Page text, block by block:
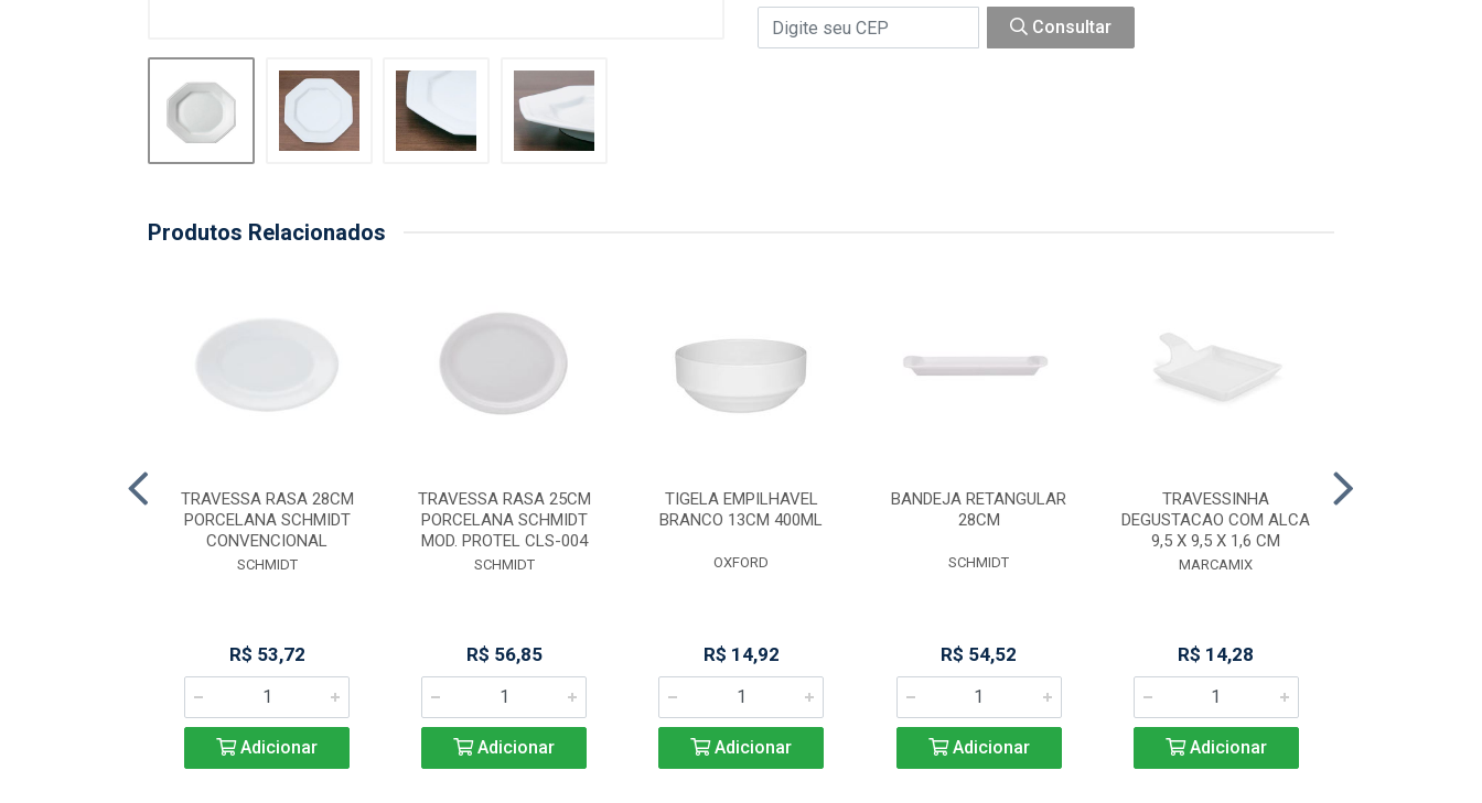
Consultar
Produtos Relacionados
TRAVESSA RASA 28CM
PORCELANA SCHMIDT
CONVENCIONAL
SCHMIDT
R$ 53,72
Adicionar
TRAVESSA RASA 25CM
PORCELANA SCHMIDT
MOD. PROTEL CLS-004
SCHMIDT
R$ 56,85
Adicionar
TIGELA EMPILHAVEL
BRANCO 13CM 400ML
OXFORD
R$ 14,92
Adicionar
BANDEJA RETANGULAR
28CM
SCHMIDT
R$ 54,52
Adicionar
TRAVESSINHA
DEGUSTACAO COM ALCA
9,5 X 9,5 X 1,6 CM
MARCAMIX
R$ 14,28
Adicionar